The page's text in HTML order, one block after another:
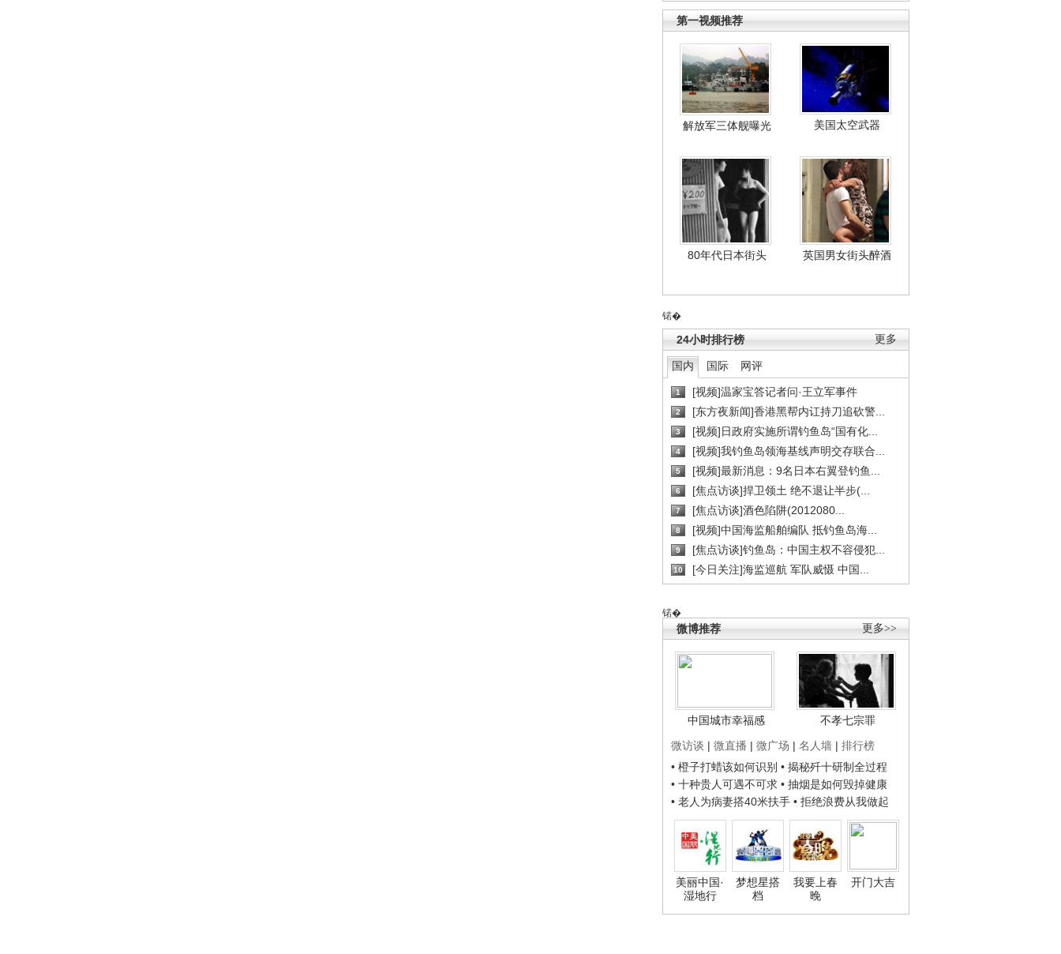
第一视频推荐
解放军三体舰曝光 美国太空武器
80年代日本街头 英国男女街头醉酒
锘�
更多
24小时排行榜
国内 国际 网评
1 [视频]温家宝答记者问·王立军事件
2 [东方夜新闻]香港黑帮内讧持刀追砍警...
3 [视频]日政府实施所谓钓鱼岛“国有化...
4 [视频]我钓鱼岛领海基线声明交存联合...
5 [视频]最新消息：9名日本右翼登钓鱼...
6 [焦点访谈]捍卫领土 绝不退让半步(...
7 [焦点访谈]酒色陷阱(2012080...
8 [视频]中国海监船舶编队 抵钓鱼岛海...
9 [焦点访谈]钓鱼岛：中国主权不容侵犯...
10 [今日关注]海监巡航 军队威慑 中国...
锘�
更多>>
微博推荐
中国城市幸福感
不孝七宗罪
微访谈 | 微直播 | 微广场 | 名人墙 | 排行榜
• 橙子打蜡该如何识别 • 揭秘歼十研制全过程
• 十种贵人可遇不可求 • 抽烟是如何毁掉健康
• 老人为病妻搭40米扶手 • 拒绝浪费从我做起
美丽中国·
湿地行
梦想星搭
档
我要上春
晚
开门大吉